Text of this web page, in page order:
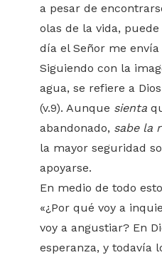
a pesar de
olas de la vida,
día el Señor me envía
Siguiendo con la
agua, se refiere a
(v.9). Aunque sienta
abandonado, sabe la
la mayor seguridad
apoyarse.
En medio de todo
«¿Por qué voy a
voy a angustiar? En
esperanza, y todavía